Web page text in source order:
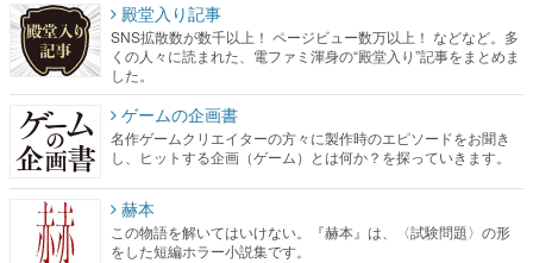
殿堂入り記事
SNS拡散数が数千以上！ ページビュー数万以上！ などなど。多
くの人々に読まれた、電ファミ渾身の“殿堂入り”記事をまとめま
した。
ゲームの企画書
名作ゲームクリエイターの方々に製作時のエピソードをお聞き
し、ヒットする企画（ゲーム）とは何か？を探っていきます。
赫本
この物語を解いてはいけない。『赫本』は、〈試験問題〉の形
をした短編ホラー小説集です。